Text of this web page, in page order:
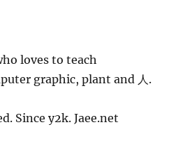
loves to teach
graphic, plant and 人.
Since y2k. Jaee.net